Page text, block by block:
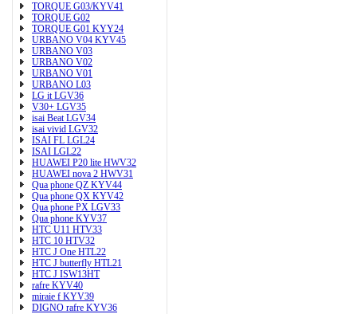
TORQUE G03/KYV41
TORQUE G02
TORQUE G01 KYY24
URBANO V04 KYV45
URBANO V03
URBANO V02
URBANO V01
URBANO L03
LG it LGV36
V30+ LGV35
isai Beat LGV34
isai vivid LGV32
ISAI FL LGL24
ISAI LGL22
HUAWEI P20 lite HWV32
HUAWEI nova 2 HWV31
Qua phone QZ KYV44
Qua phone QX KYV42
Qua phone PX LGV33
Qua phone KYV37
HTC U11 HTV33
HTC 10 HTV32
HTC J One HTL22
HTC J butterfly HTL21
HTC J ISW13HT
rafre KYV40
miraie f KYV39
DIGNO rafre KYV36